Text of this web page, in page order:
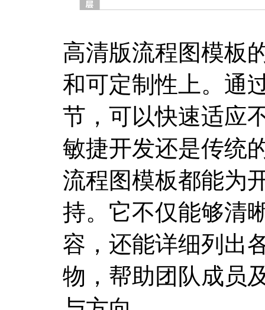
高清版流程图模板
和可定制性上。通
节，可以快速适应
敏捷开发还是传统
流程图模板都能为
持。它不仅能够清
容，还能详细列出
物，帮助团队成员